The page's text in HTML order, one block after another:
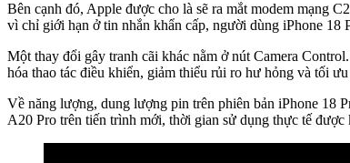
Bên cạnh đó, Apple được cho là sẽ ra mắt modem mạng
vì chỉ giới hạn ở tin nhắn khẩn cấp, người dùng iPhone 18
Một thay đổi gây tranh cãi khác nằm ở nút Camera
hóa thao tác điều khiển, giảm thiểu rủi ro hư hỏng và tối
Về năng lượng, dung lượng pin trên phiên bản iPhone 18
A20 Pro trên tiến trình mới, thời gian sử dụng thực tế